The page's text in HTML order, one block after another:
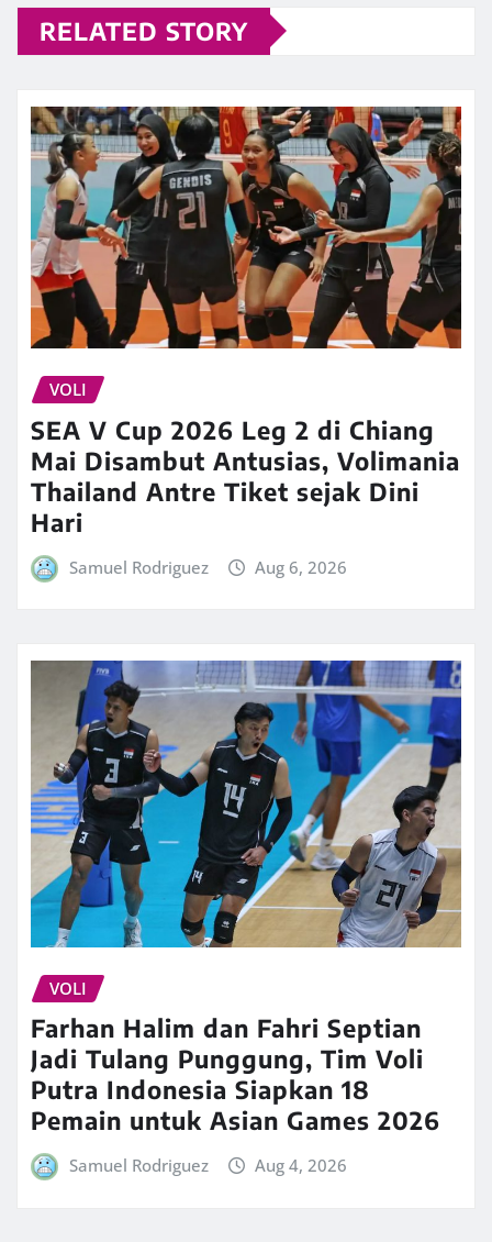
RELATED STORY
VOLI
SEA V Cup 2026 Leg 2 di Chiang
Mai Disambut Antusias, Volimania
Thailand Antre Tiket sejak Dini
Hari
Samuel Rodriguez Aug 6, 2026
VOLI
Farhan Halim dan Fahri Septian
Jadi Tulang Punggung, Tim Voli
Putra Indonesia Siapkan 18
Pemain untuk Asian Games 2026
Samuel Rodriguez Aug 4, 2026